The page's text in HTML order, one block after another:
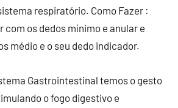
respiratório. Como Fazer :
com os dedos mínimo e anular e
médio e o seu dedo indicador.
Gastrointestinal temos o gesto
o fogo digestivo e